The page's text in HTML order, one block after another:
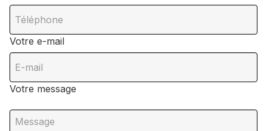
Votre e-mail
Votre message